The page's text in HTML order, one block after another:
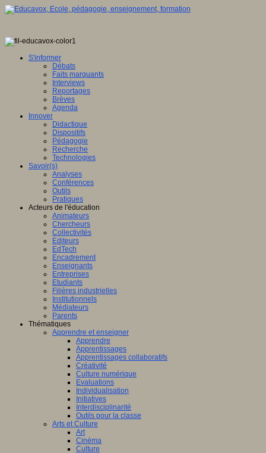
S'informer
Débats
Faits marquants
Interviews
Reportages
Brèves
Agenda
Innover
Didactique
Dispositifs
Pédagogie
Recherche
Technologies
Savoir(s)
Analyses
Conférences
Outils
Pratiques
Acteurs de l'éducation
Animateurs
Chercheurs
Collectivités
Editeurs
EdTech
Encadrement
Enseignants
Entreprises
Etudiants
Filières industrielles
Institutionnels
Médiateurs
Parents
Thématiques
Apprendre et enseigner
Apprendre
Apprentissages
Apprentissages collaboratifs
Créativité
Culture numérique
Evaluations
Individualisation
Initiatives
Interdisciplinarité
Outils pour la classe
Arts et Culture
Art
Cinéma
Culture